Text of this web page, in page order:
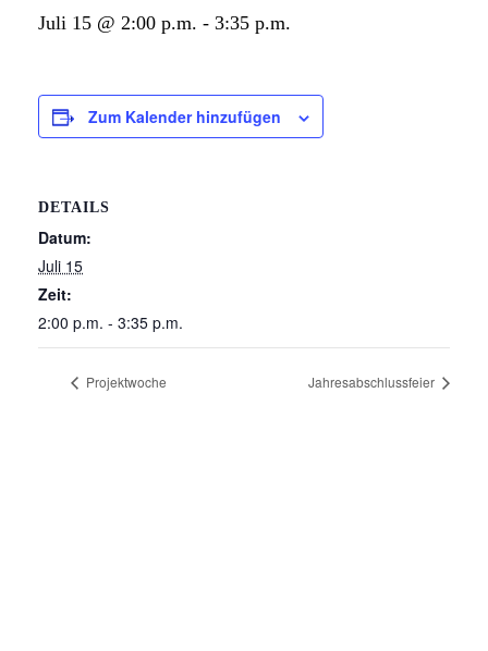
Juli 15 @ 2:00 p.m. - 3:35 p.m.
Zum Kalender hinzufügen
DETAILS
Datum:
Juli 15
Zeit:
2:00 p.m. - 3:35 p.m.
Projektwoche Jahresabschlussfeier